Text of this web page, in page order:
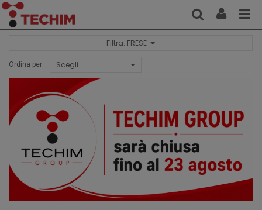
Filtra: FRESE
Ordina per Scegli…